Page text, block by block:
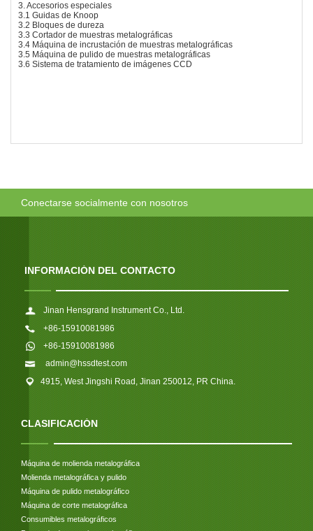
3. Accesorios especiales
3.1 Guidas de Knoop
3.2 Bloques de dureza
3.3 Cortador de muestras metalográficas
3.4 Máquina de incrustación de muestras metalográficas
3.5 Máquina de pulido de muestras metalográficas
3.6 Sistema de tratamiento de imágenes CCD
Conectarse socialmente con nosotros
INFORMACIÓN DEL CONTACTO
Jinan Hensgrand Instrument Co., Ltd.
+86-15910081986
+86-15910081986
admin@hssdtest.com
4915, West Jingshi Road, Jinan 250012, PR China.
CLASIFICACIÓN
Máquina de molienda metalográfica
Molienda metalográfica y pulido
Máquina de pulido metalográfico
Máquina de corte metalográfica
Consumibles metalográficos